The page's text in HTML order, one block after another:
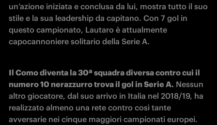
un’azione iniziata e conclusa da lui, mostra tutto il suo
stile e la sua leadership da capitano. Con 7 gol in
questo campionato, Lautaro è attualmente
capocannoniere solitario della Serie A.
Il Como diventa la 30ª squadra diversa contro cui il
numero 10 nerazzurro trova il gol in Serie A. Nessun
altro giocatore, dal suo arrivo in Italia nel 2018/19, ha
realizzato almeno una rete contro così tante
avversarie nei cinque maggiori campionati europei.